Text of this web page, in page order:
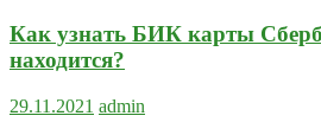
Как узнать БИК карты
находится?
29.11.2021 admin